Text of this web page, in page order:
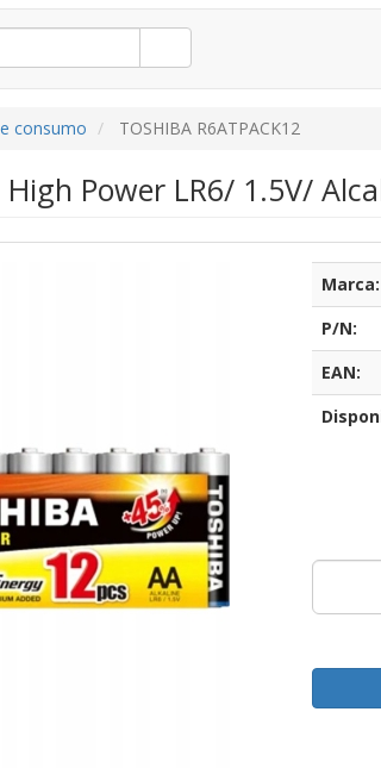
consumo TOSHIBA R6ATPACK12
Power LR6/ 1.5V/
Marca:
P/N:
EAN: